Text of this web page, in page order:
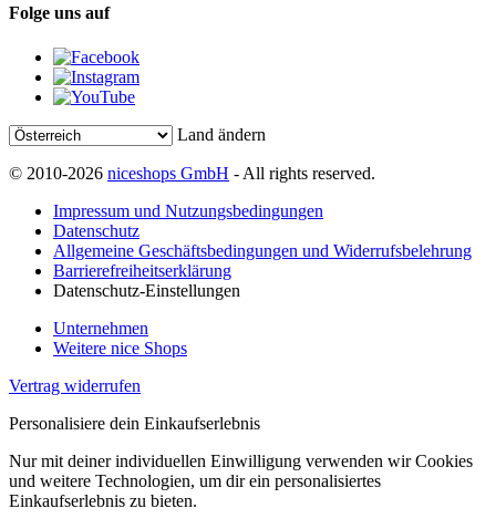
Folge uns auf
Land ändern
© 2010-2026 niceshops GmbH - All rights reserved.
Impressum und Nutzungsbedingungen
Datenschutz
Allgemeine Geschäftsbedingungen und Widerrufsbelehrung
Barrierefreiheitserklärung
Datenschutz-Einstellungen
Unternehmen
Weitere nice Shops
Vertrag widerrufen
Personalisiere dein Einkaufserlebnis
Nur mit deiner individuellen Einwilligung verwenden wir Cookies
und weitere Technologien, um dir ein personalisiertes
Einkaufserlebnis zu bieten.